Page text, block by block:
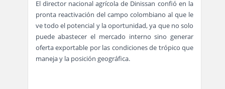
El director nacional agrícola de Dinissan confió en la
pronta reactivación del campo colombiano al que le
ve todo el potencial y la oportunidad, ya que no solo
puede abastecer el mercado interno sino generar
oferta exportable por las condiciones de trópico que
maneja y la posición geográfica.